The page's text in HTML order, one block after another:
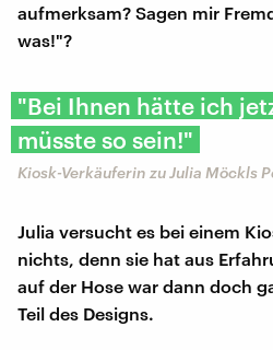
aufmerksam? Sagen mir
was!"?
"Bei Ihnen hätte ich
müsste so sein!"
Kiosk-Verkäuferin zu Julia Möckls
Julia versucht es bei einem
nichts, denn sie hat aus
auf der Hose war dann doch
Teil des Designs.